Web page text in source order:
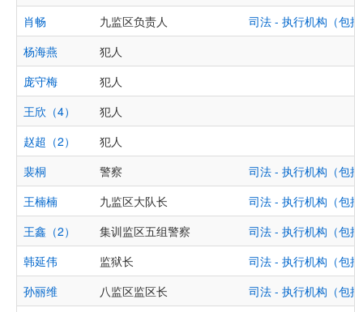
肖畅 九监区负责人
司法 - 执行机构（包
杨海燕
犯人
庞守梅
犯人
王欣（4）
犯人
赵超（2）
犯人
裴桐
警察
司法 - 执行机构（包
王楠楠
九监区大队长
司法 - 执行机构（包
王鑫（2）
集训监区五组警察
司法 - 执行机构（包
韩延伟
监狱长
司法 - 执行机构（包
孙丽维
八监区监区长
司法 - 执行机构（包